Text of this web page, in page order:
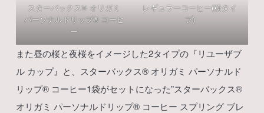
スターバックス®︎ オリガミ
パーソナルドリップ®︎ コーヒ
ー
レギュラーコーヒー(粉タイ
プ)
また昼の桜と夜桜をイメージした2タイプの『リユーザブ
ル カップ』と、スターバックス®︎ オリガミ パーソナルド
リップ®︎ コーヒー1袋がセットになった”スターバックス®︎
オリガミ パーソナルドリップ®︎ コーヒー スプリング ブレ